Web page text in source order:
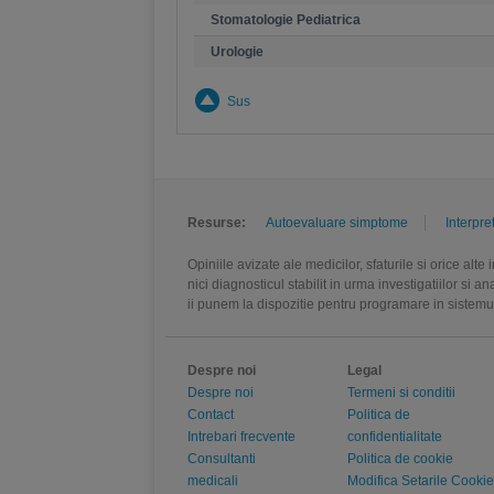
Stomatologie Pediatrica
Urologie
Sus
Resurse: Autoevaluare simptome
Opiniile avizate ale medicilor, sfaturile si orice
nici diagnosticul stabilit in urma investigatiilor si
ii punem la dispozitie pentru programare in
Despre noi
Despre noi
Contact
Intrebari frecvente
Consultanti
medicali
Legal
Termeni si conditii
Politica de
confidentialitate
Politica de cookie
Modifica Setarile Cookie